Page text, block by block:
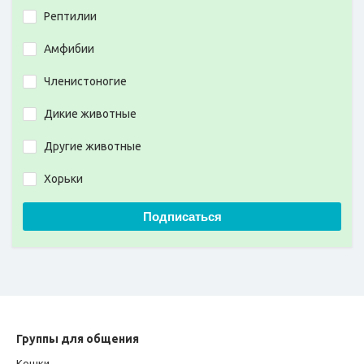
Рептилии
Амфибии
Членистоногие
Дикие животные
Другие животные
Хорьки
Подписаться
Группы для общения